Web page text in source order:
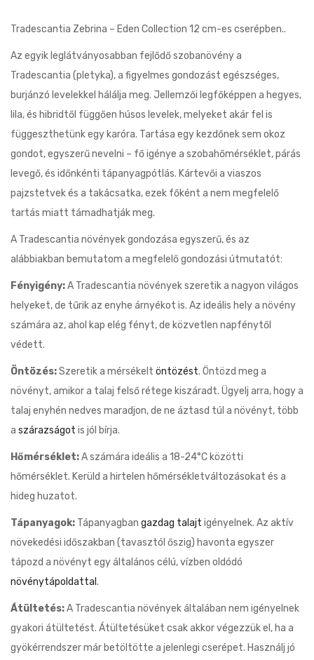
Tradescantia Zebrina – Eden Collection 12 cm-es cserépben..
Az egyik leglátványosabban fejlődő szobanövény a
Tradescantia (pletyka), a figyelmes gondozást egészséges,
burjánzó levelekkel hálálja meg. Jellemzői legfőképpen a hegyes,
lila, és hibridtől függően húsos levelek, melyeket akár fel is
függeszthetünk egy karóra. Tartása egy kezdőnek sem okoz
gondot, egyszerű nevelni – fő igénye a szobahőmérséklet, párás
levegő, és időnkénti tápanyagpótlás. Kártevői a viaszos
pajzstetvek és a takácsatka, ezek főként a nem megfelelő
tartás miatt támadhatják meg.
A Tradescantia növények gondozása egyszerű, és az
alábbiakban bemutatom a megfelelő gondozási útmutatót:
Fényigény:A Tradescantia növények szeretik a nagyon világos
helyeket, de tűrik az enyhe árnyékot is. Az ideális hely a növény
számára az, ahol kap elég fényt, de közvetlen napfénytől
védett.
Öntözés:Szeretik a mérsékelt öntözést. Öntözd meg a
növényt, amikor a talaj felső rétege kiszáradt. Ügyelj arra, hogy a
talaj enyhén nedves maradjon, de ne áztasd túl a növényt, több
a szárazságot is jól bírja.
Hőmérséklet:A számára ideális a 18-24°C közötti
hőmérséklet. Kerüld a hirtelen hőmérsékletváltozásokat és a
hideg huzatot.
Tápanyagok: Tápanyagban gazdag talajt igényelnek. Az aktív
növekedési időszakban (tavasztól őszig) havonta egyszer
tápozd a növényt egy általános célú, vízben oldódó
növénytápoldattal .
Átültetés:A Tradescantia növények általában nem igényelnek
gyakori átültetést. Átültetésüket csak akkor végezzük el, ha a
gyökérrendszer már betöltötte a jelenlegi cserépet. Használj jó